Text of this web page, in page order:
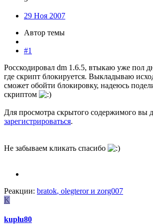
29 Ноя 2007
Автор темы
#1
Росскодировал dm 1.6.5, втыкаю уже пол
где скрипт блокируется. Выкладываю
сможет обойти блокировку, надеюсь
скриптом
Для просмотра скрытого содержимого вы
зарегистрироваться.
Не забываем кликать спасибо
Реакции: bratok, olegterorи zorg007
K
kuplu80